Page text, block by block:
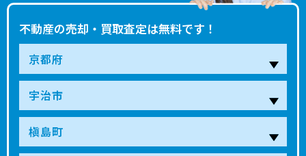
不動産の売却・買取査定は無料です！